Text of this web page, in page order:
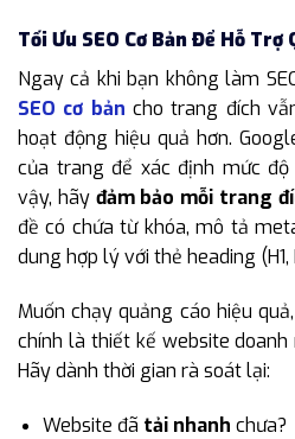
Tối Ưu SEO Cơ Bản Để Hỗ Trợ
Ngay cả khi bạn không làm
SEO cơ bản cho trang đích
hoạt động hiệu quả hơn.
của trang để xác định mức
vậy, hãy đảm bảo mỗi trang
đề có chứa từ khóa, mô tả
dung hợp lý với thẻ heading (H1,
Muốn chạy quảng cáo hiệu
chính là thiết kế website doanh
Hãy dành thời gian rà soát lại:
Website đã tải nhanh chưa?